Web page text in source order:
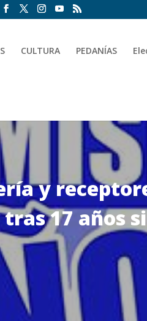
CULTURA PEDANÍAS
y
17 años